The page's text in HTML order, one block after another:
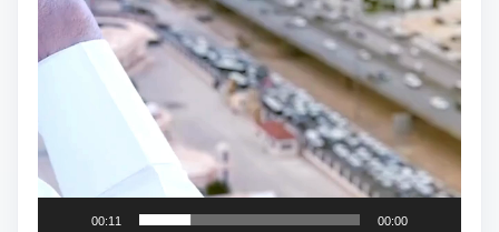
00:00
00:11